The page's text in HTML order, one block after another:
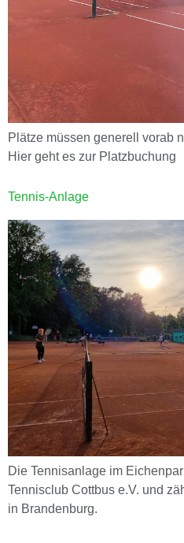
Plätze müssen generell vorab
Hier geht es zur Platzbuchung
Tennis-Anlage
Die Tennisanlage im
Tennisclub Cottbus e.V. und
in Brandenburg.